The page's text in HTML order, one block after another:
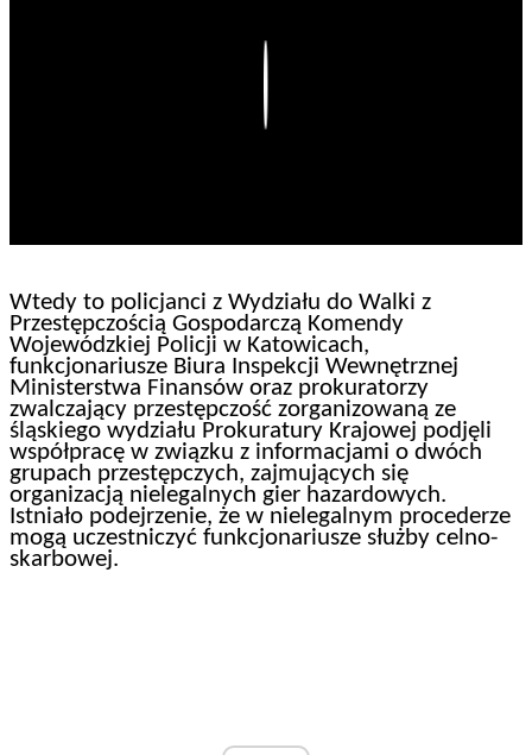
Wtedy to policjanci z Wydziału do Walki z
Przestępczością Gospodarczą Komendy
Wojewódzkiej Policji w Katowicach,
funkcjonariusze Biura Inspekcji Wewnętrznej
Ministerstwa Finansów oraz prokuratorzy
zwalczający przestępczość zorganizowaną ze
śląskiego wydziału Prokuratury Krajowej podjęli
współpracę w związku z informacjami o dwóch
grupach przestępczych, zajmujących się
organizacją nielegalnych gier hazardowych.
Istniało podejrzenie, że w nielegalnym procederze
mogą uczestniczyć funkcjonariusze służby celno-
skarbowej.